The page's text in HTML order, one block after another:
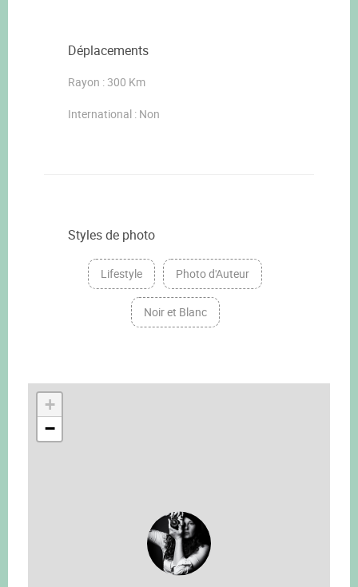
Déplacements
Rayon : 300 Km
International : Non
Styles de photo
Lifestyle Photo d'Auteur
Noir et Blanc
+
−